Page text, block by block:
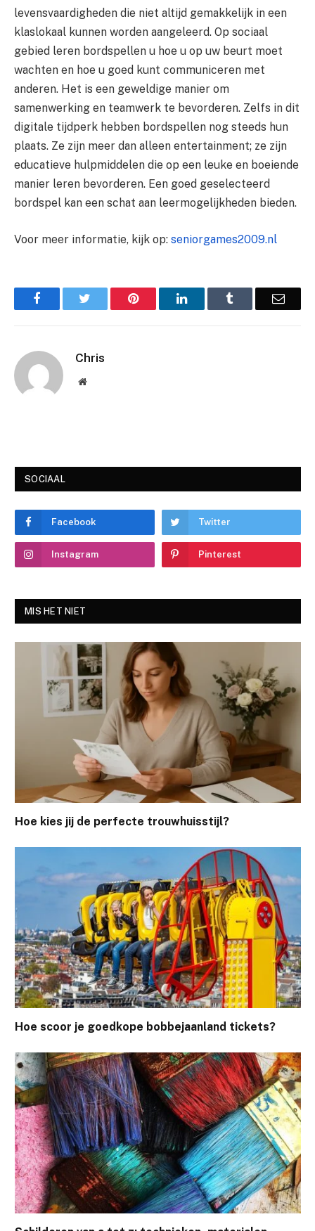
levensvaardigheden die niet altijd gemakkelijk in een
klaslokaal kunnen worden aangeleerd. Op sociaal
gebied leren bordspellen u hoe u op uw beurt moet
wachten en hoe u goed kunt communiceren met
anderen. Het is een geweldige manier om
samenwerking en teamwerk te bevorderen. Zelfs in dit
digitale tijdperk hebben bordspellen nog steeds hun
plaats. Ze zijn meer dan alleen entertainment; ze zijn
educatieve hulpmiddelen die op een leuke en boeiende
manier leren bevorderen. Een goed geselecteerd
bordspel kan een schat aan leermogelijkheden bieden.
Voor meer informatie, kijk op: seniorgames2009.nl
Facebook Pinterest LinkedIn Email
Chris
Website
SOCIAAL
Facebook Twitter
Instagram Pinterest
MIS HET NIET
Hoe kies jij de perfecte trouwhuisstijl?
Hoe scoor je goedkope bobbejaanland tickets?